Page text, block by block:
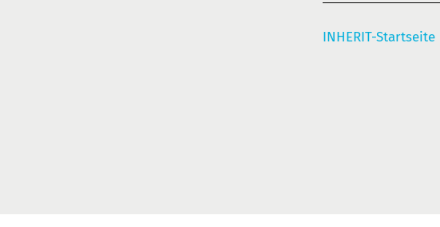
INHERIT-Startseite